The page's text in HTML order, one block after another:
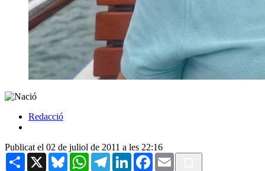
Redacció
Publicat el 02 de juliol de 2011 a les 22:16
Share X BlueskyWhatsAppTelegramLinkedInFacebook
Email